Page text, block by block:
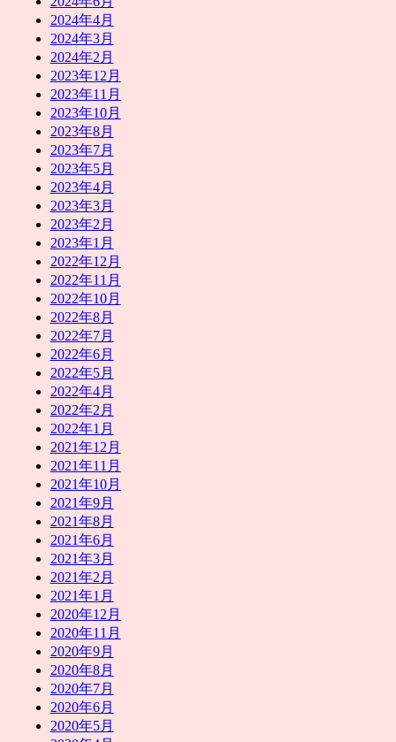
2024年4月
2024年3月
2024年2月
2023年12月
2023年11月
2023年10月
2023年8月
2023年7月
2023年5月
2023年4月
2023年3月
2023年2月
2023年1月
2022年12月
2022年11月
2022年10月
2022年8月
2022年7月
2022年6月
2022年5月
2022年4月
2022年2月
2022年1月
2021年12月
2021年11月
2021年10月
2021年9月
2021年8月
2021年6月
2021年3月
2021年2月
2021年1月
2020年12月
2020年11月
2020年9月
2020年8月
2020年7月
2020年6月
2020年5月